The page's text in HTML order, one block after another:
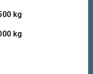
kg
kg